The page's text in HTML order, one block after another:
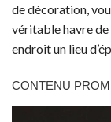
de décoration,
véritable havre
endroit un lieu